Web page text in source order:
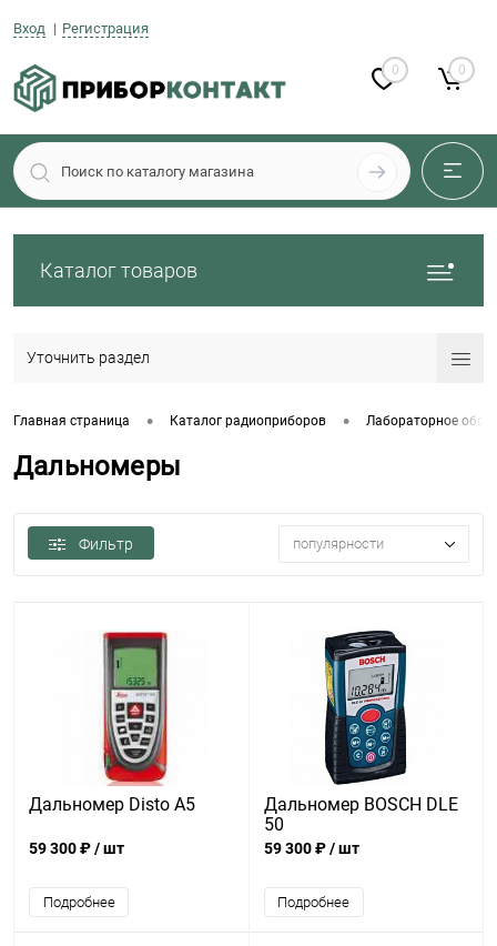
Вход Регистрация
0 0
Каталог товаров
Уточнить раздел
Главная страница • Каталог радиоприборов • Лабораторное
Дальномеры
Фильтр популярности
Дальномер Disto A5
59 300 ₽/ шт
Подробнее
Дальномер BOSCH DLE
50
59 300 ₽/ шт
Подробнее